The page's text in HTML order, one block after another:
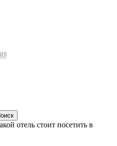
отель стоит посетить в